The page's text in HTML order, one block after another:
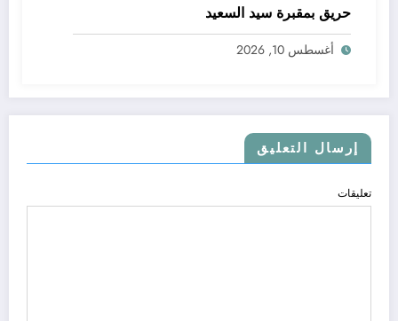
حريق بمقبرة سيد السعيد
أغسطس 10, 2026
إرسال التعليق
تعليقات